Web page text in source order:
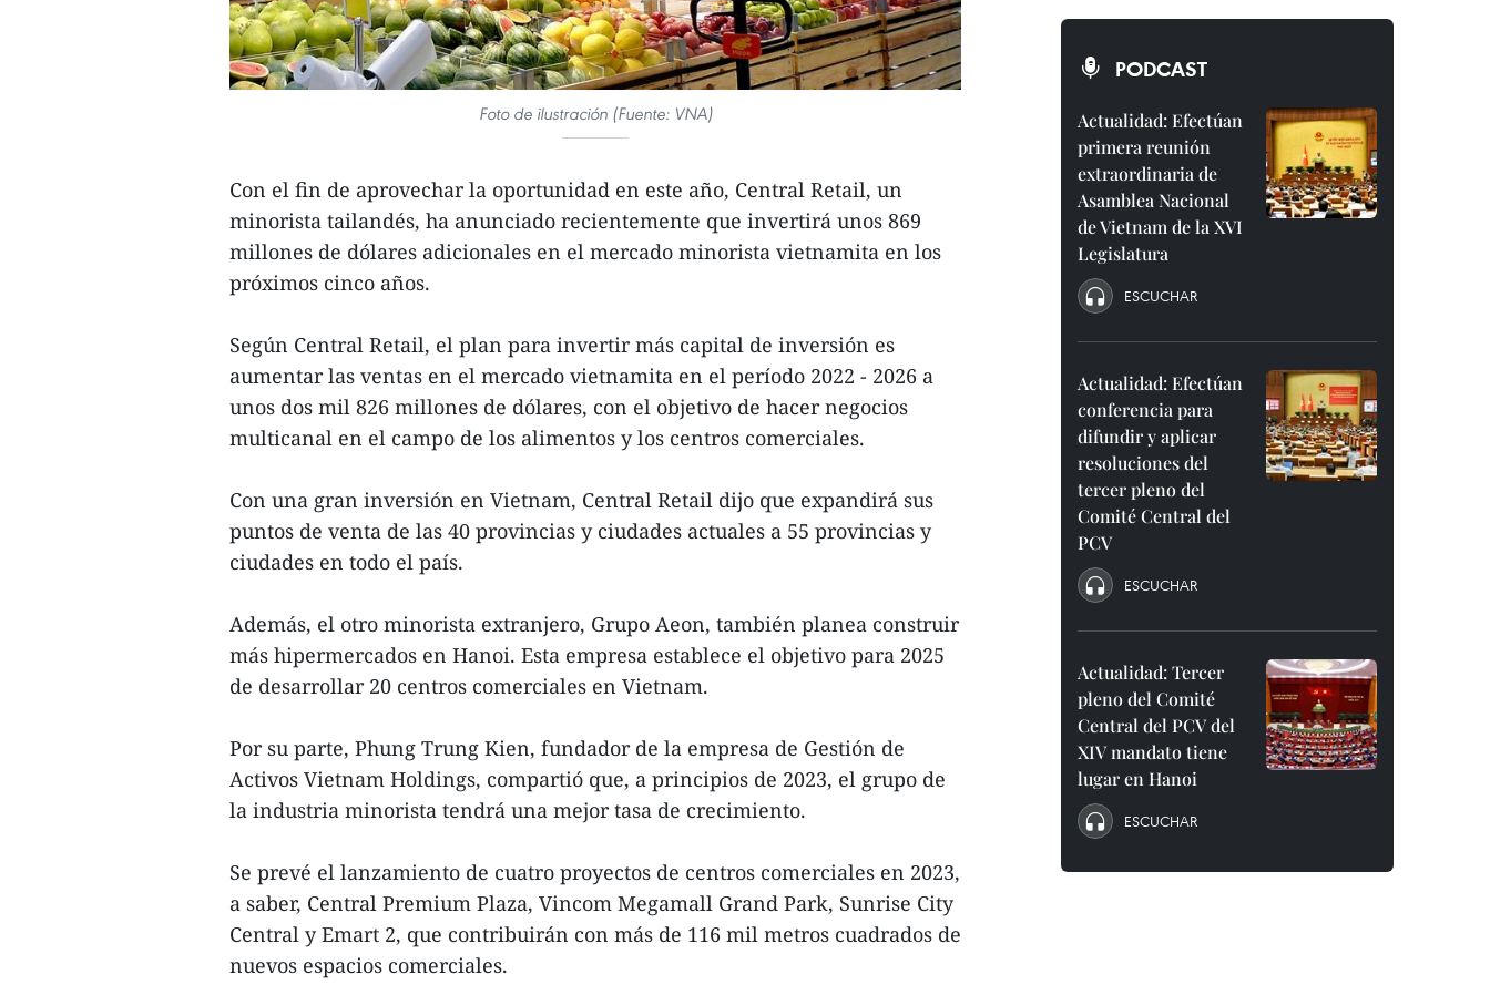
Foto de ilustración (Fuente: VNA)
Con el fin de aprovechar la oportunidad en este año, Central Retail, un
minorista tailandés, ha anunciado recientemente que invertirá unos 869
millones de dólares adicionales en el mercado minorista vietnamita en los
próximos cinco años.
Según Central Retail, el plan para invertir más capital de inversión es
aumentar las ventas en el mercado vietnamita en el período 2022 - 2026 a
unos dos mil 826 millones de dólares, con el objetivo de hacer negocios
multicanal en el campo de los alimentos y los centros comerciales.
Con una gran inversión en Vietnam, Central Retail dijo que expandirá sus
puntos de venta de las 40 provincias y ciudades actuales a 55 provincias y
ciudades en todo el país.
Además, el otro minorista extranjero, Grupo Aeon, también planea construir
más hipermercados en Hanoi. Esta empresa establece el objetivo para 2025
de desarrollar 20 centros comerciales en Vietnam.
Por su parte, Phung Trung Kien, fundador de la empresa de Gestión de
Activos Vietnam Holdings, compartió que, a principios de 2023, el grupo de
la industria minorista tendrá una mejor tasa de crecimiento.
Se prevé el lanzamiento de cuatro proyectos de centros comerciales en 2023,
a saber, Central Premium Plaza, Vincom Megamall Grand Park, Sunrise City
Central y Emart 2, que contribuirán con más de 116 mil metros cuadrados de
nuevos espacios comerciales.
PODCAST
Actualidad: Efectúan
primera reunión
extraordinaria de
Asamblea Nacional
de Vietnam de la XVI
Legislatura
ESCUCHAR
Actualidad: Efectúan
conferencia para
difundir y aplicar
resoluciones del
tercer pleno del
Comité Central del
PCV
ESCUCHAR
Actualidad: Tercer
pleno del Comité
Central del PCV del
XIV mandato tiene
lugar en Hanoi
ESCUCHAR